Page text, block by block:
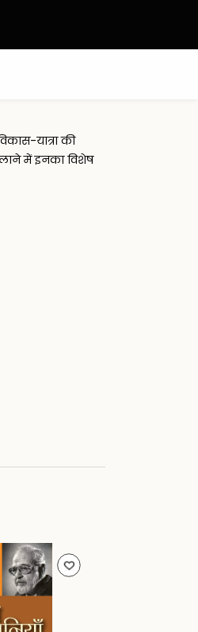
यात्रा की
लाने में इनका विशेष